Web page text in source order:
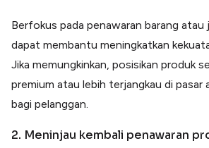
Berfokus pada penawaran barang atau
dapat membantu meningkatkan
Jika memungkinkan, posisikan produk
premium atau lebih terjangkau di pasar
bagi pelanggan.
2. Meninjau kembali penawaran